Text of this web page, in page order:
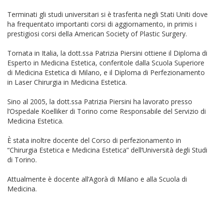
Terminati gli studi universitari si è trasferita negli Stati Uniti dove
ha frequentato importanti corsi di aggiornamento, in primis i
prestigiosi corsi della American Society of Plastic Surgery.
Tornata in Italia, la dott.ssa Patrizia Piersini ottiene il Diploma di
Esperto in Medicina Estetica, conferitole dalla Scuola Superiore
di Medicina Estetica di Milano, e il Diploma di Perfezionamento
in Laser Chirurgia in Medicina Estetica.
Sino al 2005, la dott.ssa Patrizia Piersini ha lavorato presso
l’Ospedale Koelliker di Torino come Responsabile del Servizio di
Medicina Estetica.
È stata inoltre docente del Corso di perfezionamento in
“Chirurgia Estetica e Medicina Estetica” dell’Università degli Studi
di Torino.
Attualmente è docente all’Agorà di Milano e alla Scuola di
Medicina.